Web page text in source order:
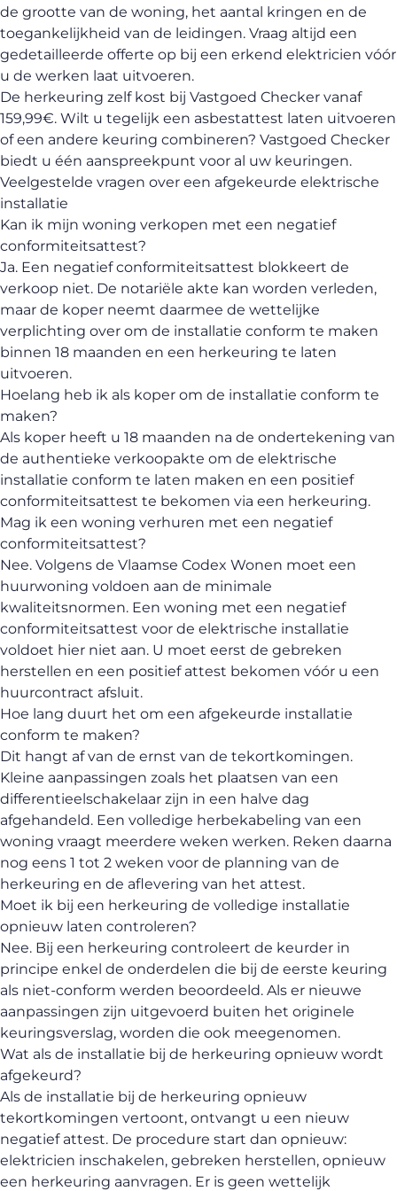
de grootte van de woning, het aantal kringen en de
toegankelijkheid van de leidingen. Vraag altijd een
gedetailleerde offerte op bij een erkend elektricien vóór
u de werken laat uitvoeren.
De herkeuring zelf kost bij Vastgoed Checker vanaf
159,99€. Wilt u tegelijk een asbestattest laten uitvoeren
of een andere keuring combineren? Vastgoed Checker
biedt u één aanspreekpunt voor al uw keuringen.
Veelgestelde vragen over een afgekeurde elektrische
installatie
Kan ik mijn woning verkopen met een negatief
conformiteitsattest?
Ja. Een negatief conformiteitsattest blokkeert de
verkoop niet. De notariële akte kan worden verleden,
maar de koper neemt daarmee de wettelijke
verplichting over om de installatie conform te maken
binnen 18 maanden en een herkeuring te laten
uitvoeren.
Hoelang heb ik als koper om de installatie conform te
maken?
Als koper heeft u 18 maanden na de ondertekening van
de authentieke verkoopakte om de elektrische
installatie conform te laten maken en een positief
conformiteitsattest te bekomen via een herkeuring.
Mag ik een woning verhuren met een negatief
conformiteitsattest?
Nee. Volgens de Vlaamse Codex Wonen moet een
huurwoning voldoen aan de minimale
kwaliteitsnormen. Een woning met een negatief
conformiteitsattest voor de elektrische installatie
voldoet hier niet aan. U moet eerst de gebreken
herstellen en een positief attest bekomen vóór u een
huurcontract afsluit.
Hoe lang duurt het om een afgekeurde installatie
conform te maken?
Dit hangt af van de ernst van de tekortkomingen.
Kleine aanpassingen zoals het plaatsen van een
differentieelschakelaar zijn in een halve dag
afgehandeld. Een volledige herbekabeling van een
woning vraagt meerdere weken werken. Reken daarna
nog eens 1 tot 2 weken voor de planning van de
herkeuring en de aflevering van het attest.
Moet ik bij een herkeuring de volledige installatie
opnieuw laten controleren?
Nee. Bij een herkeuring controleert de keurder in
principe enkel de onderdelen die bij de eerste keuring
als niet-conform werden beoordeeld. Als er nieuwe
aanpassingen zijn uitgevoerd buiten het originele
keuringsverslag, worden die ook meegenomen.
Wat als de installatie bij de herkeuring opnieuw wordt
afgekeurd?
Als de installatie bij de herkeuring opnieuw
tekortkomingen vertoont, ontvangt u een nieuw
negatief attest. De procedure start dan opnieuw:
elektricien inschakelen, gebreken herstellen, opnieuw
een herkeuring aanvragen. Er is geen wettelijk